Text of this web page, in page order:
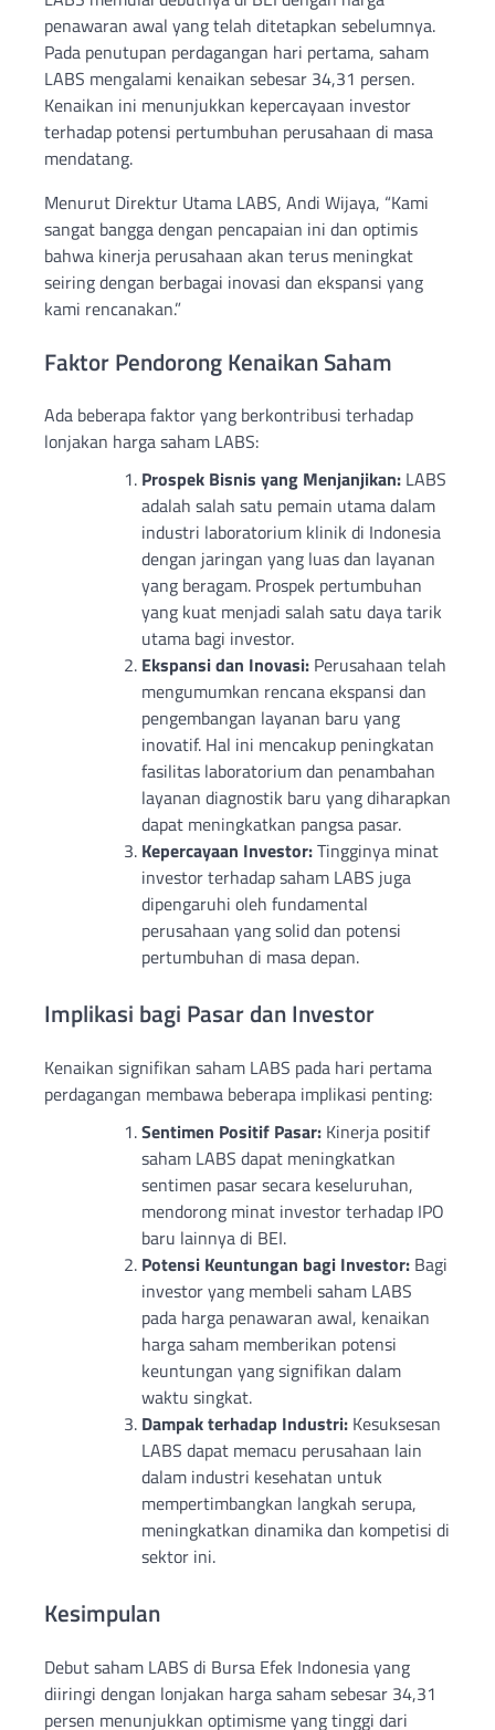
penawaran awal yang telah ditetapkan sebelumnya.
Pada penutupan perdagangan hari pertama, saham
LABS mengalami kenaikan sebesar 34,31 persen.
Kenaikan ini menunjukkan kepercayaan investor
terhadap potensi pertumbuhan perusahaan di masa
mendatang.
Menurut Direktur Utama LABS, Andi Wijaya, “Kami
sangat bangga dengan pencapaian ini dan optimis
bahwa kinerja perusahaan akan terus meningkat
seiring dengan berbagai inovasi dan ekspansi yang
kami rencanakan.”
Faktor Pendorong Kenaikan Saham
Ada beberapa faktor yang berkontribusi terhadap
lonjakan harga saham LABS:
Prospek Bisnis yang Menjanjikan: LABS
adalah salah satu pemain utama dalam
industri laboratorium klinik di Indonesia
dengan jaringan yang luas dan layanan
yang beragam. Prospek pertumbuhan
yang kuat menjadi salah satu daya tarik
utama bagi investor.
Ekspansi dan Inovasi: Perusahaan telah
mengumumkan rencana ekspansi dan
pengembangan layanan baru yang
inovatif. Hal ini mencakup peningkatan
fasilitas laboratorium dan penambahan
layanan diagnostik baru yang diharapkan
dapat meningkatkan pangsa pasar.
Kepercayaan Investor:Tingginya minat
investor terhadap saham LABS juga
dipengaruhi oleh fundamental
perusahaan yang solid dan potensi
pertumbuhan di masa depan.
Implikasi bagi Pasar dan Investor
Kenaikan signifikan saham LABS pada hari pertama
perdagangan membawa beberapa implikasi penting:
Sentimen Positif Pasar: Kinerja positif
saham LABS dapat meningkatkan
sentimen pasar secara keseluruhan,
mendorong minat investor terhadap IPO
baru lainnya di BEI.
Potensi Keuntungan bagi Investor: Bagi
investor yang membeli saham LABS
pada harga penawaran awal, kenaikan
harga saham memberikan potensi
keuntungan yang signifikan dalam
waktu singkat.
Dampak terhadap Industri: Kesuksesan
LABS dapat memacu perusahaan lain
dalam industri kesehatan untuk
mempertimbangkan langkah serupa,
meningkatkan dinamika dan kompetisi di
sektor ini.
Kesimpulan
Debut saham LABS di Bursa Efek Indonesia yang
diiringi dengan lonjakan harga saham sebesar 34,31
persen menunjukkan optimisme yang tinggi dari